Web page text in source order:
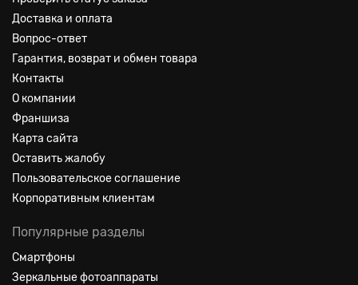
Доставка и оплата
Вопрос-ответ
Гарантия, возврат и обмен товара
Контакты
О компании
Франшиза
Карта сайта
Оставить жалобу
Пользовательское соглашение
Корпоративным клиентам
Популярные разделы
Смартфоны
Зеркальные фотоаппараты